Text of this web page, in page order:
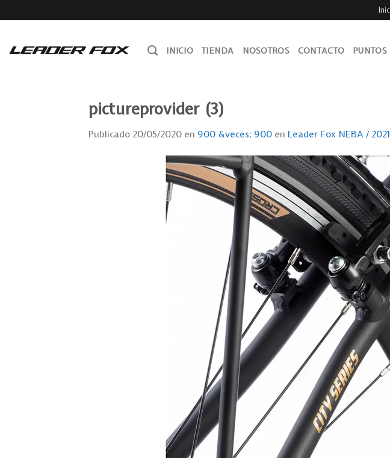
to
INICIO TIENDA NOSOTROS CONTACTO
pictureprovider (3)
Publicado 20/05/2020 en 900 &veces; 900 en Leader Fox NEBA /